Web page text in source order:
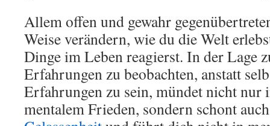
Allem offen und gewahr
Weise verändern, wie du die Welt
Dinge im Leben reagierst. In der Lage
Erfahrungen zu beobachten, anstatt
Erfahrungen zu sein, mündet nicht
mentalem Frieden, sondern schont